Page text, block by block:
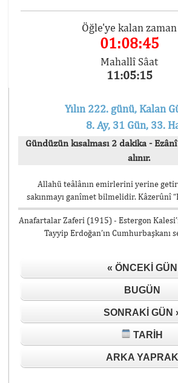
Öğle'ye kalan zaman
01:08:45
Mahallî Sâat
11:05:15
Yılın 222. günü, Kalan
8. Ay, 31 Gün, 33.
Gündüzün kısalması 2 dakika -
alınır.
Allahü teâlânın emirlerini yerine
sakınmayı ganîmet bilmelidir. Kâzerûnî
Anafartalar Zaferi (1915) - Estergon
Tayyip Erdoğan’ın Cumhurbaşkanı
« ÖNCEKI GÜN
BUGÜN
SONRAKI GÜN
TARIH
ARKA YAPRAK